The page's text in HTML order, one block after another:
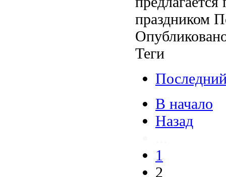
праздником
Теги
В начало
Назад
1
2